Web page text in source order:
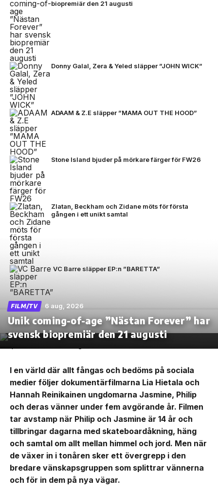
biopremiär den 21 augusti
Donny Galal, Zera & Yeled släpper ”JOHN WICK”
ADAAM & Z.E släpper ”MAMA OUT THE HOOD”
Stone Island bjuder på mörkare färger för FW26
Zlatan, Beckham och Zidane möts för första
gången i ett unikt samtal
VC Barre släpper EP:n ”BARETTA”
FILM/TV 6 aug, 2026
Unik coming-of-age ”Nästan Forever” har
svensk biopremiär den 21 augusti
I en värld där allt fångas och bedöms på sociala
medier följer dokumentärfilmarna Lia Hietala och
Hannah Reinikainen ungdomarna Jasmine, Philip
och deras vänner under fem avgörande år. Filmen
tar avstamp när Philip och Jasmine är 14 år och
tillbringar dagarna med skateboardåkning, häng
och samtal om allt mellan himmel och jord. Men när
de växer in i tonåren sker ett övergrepp i den
bredare vänskapsgruppen som splittrar vännerna
och för in dem på nya vägar.